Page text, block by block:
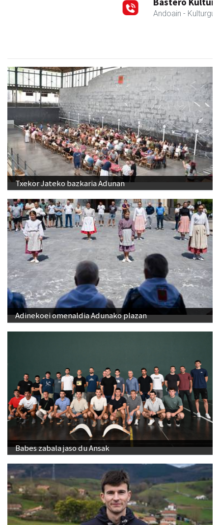
Txekor Jateko bazkaria Adunan
Adinekoei omenaldia Adunako plazan
Babes zabala jaso du Ansak